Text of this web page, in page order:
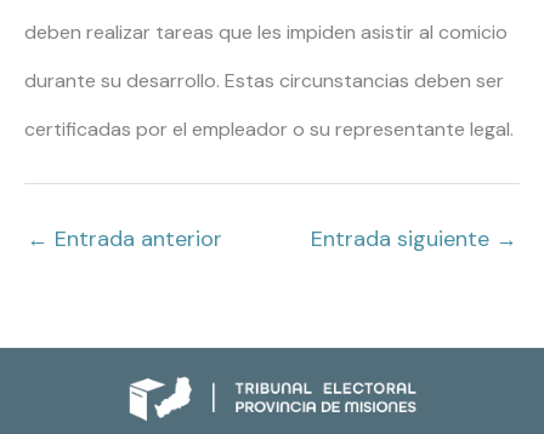
deben realizar tareas que les impiden asistir al comicio
durante su desarrollo. Estas circunstancias deben ser
certificadas por el empleador o su representante legal.
← Entrada anterior Entrada siguiente →